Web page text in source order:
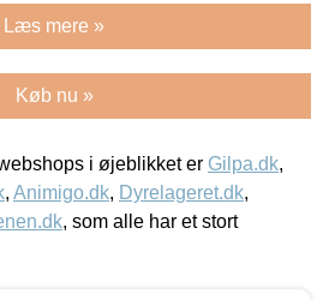
Læs mere »
Køb nu »
i øjeblikket er Gilpa.dk,
, Animigo.dk, Dyrelageret.dk,
, som alle har et stort